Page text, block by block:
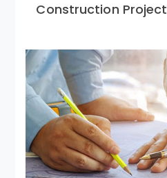
Construction Project